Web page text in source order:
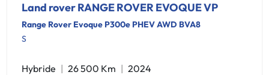
Land rover RANGE ROVER EVOQUE VP
Range Rover Evoque P300e PHEV AWD BVA8
S
Hybride 26 500 Km
2024